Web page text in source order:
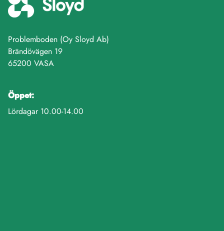
Problemboden (Oy Sloyd Ab)
Brändövägen 19
65200 VASA
Öppet:
Lördagar 10.00-14.00